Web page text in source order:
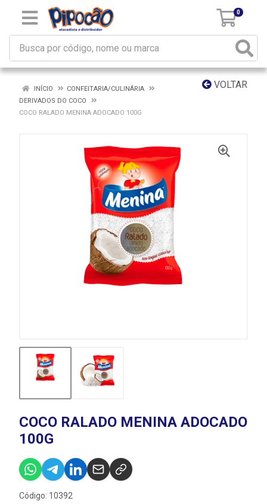
0
VOLTAR
INÍCIO
CONFEITARIA/CULINÁRIA
DERIVADOS DO COCO
COCO RALADO MENINA ADOCADO 100G
COCO RALADO MENINA ADOCADO
100G
Código: 10392